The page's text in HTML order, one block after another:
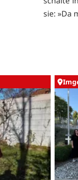
sie: »Da